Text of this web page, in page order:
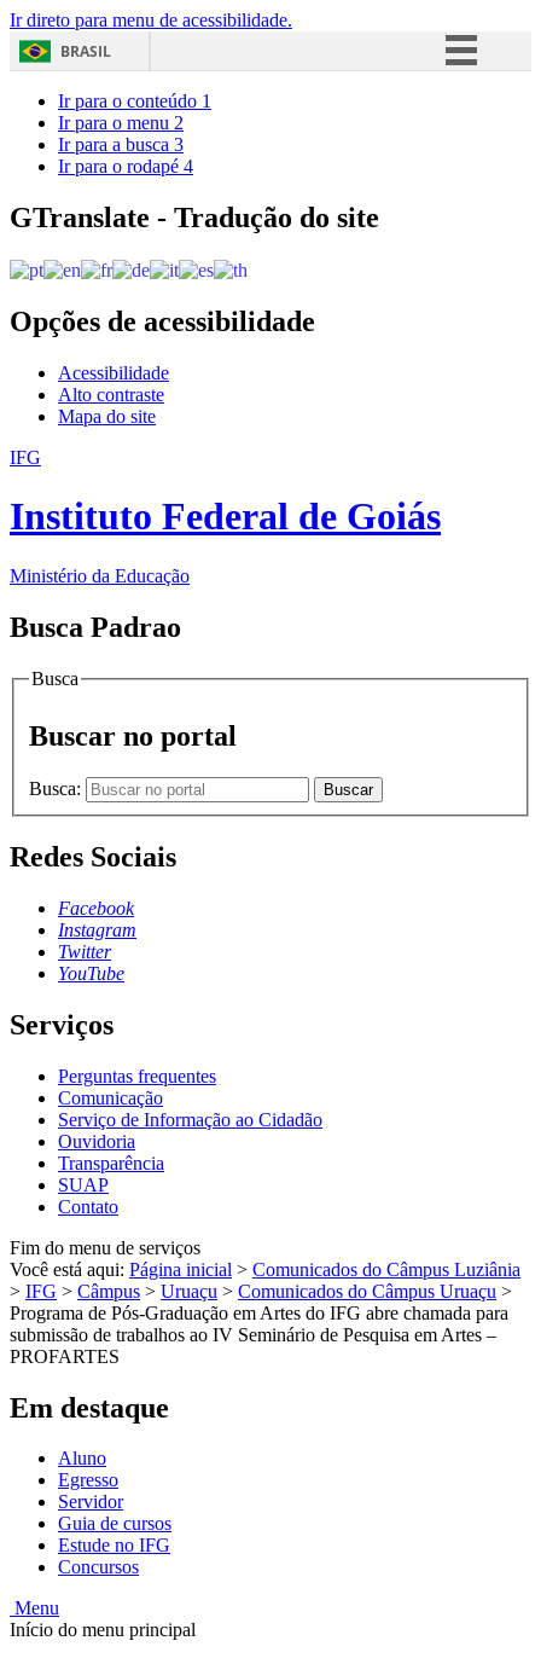
Ir direto para menu de acessibilidade.
BRASIL
Acesso à informação
Ir para o conteúdo 1
Ir para o menu 2
Ir para a busca 3
Ir para o rodapé 4
GTranslate - Tradução do site
Opções de acessibilidade
Acessibilidade
Alto contraste
Mapa do site
IFG
Instituto Federal de Goiás
Ministério da Educação
Busca Padrao
Busca
Buscar no portal
Busca: Buscar
Redes Sociais
Facebook
Instagram
Twitter
YouTube
Serviços
Perguntas frequentes
Comunicação
Serviço de Informação ao Cidadão
Ouvidoria
Transparência
SUAP
Contato
Fim do menu de serviços
Você está aqui: Página inicial > Comunicados do Câmpus Luziânia
> IFG > Câmpus > Uruaçu > Comunicados do Câmpus Uruaçu >
Programa de Pós-Graduação em Artes do IFG abre chamada para
submissão de trabalhos ao IV Seminário de Pesquisa em Artes –
PROFARTES
Em destaque
Aluno
Egresso
Servidor
Guia de cursos
Estude no IFG
Concursos
Menu
Início do menu principal